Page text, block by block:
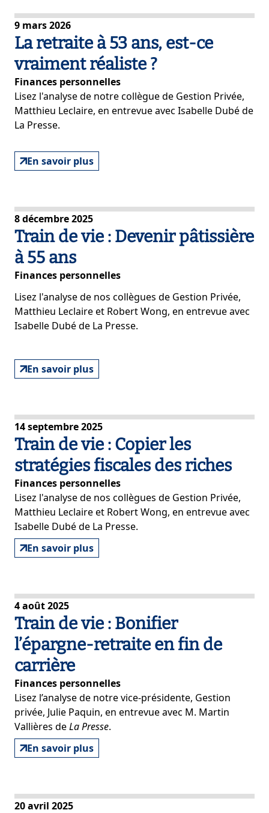
9 mars 2026
La retraite à 53 ans, est-ce
vraiment réaliste ?
Finances personnelles
Lisez l'analyse de notre collègue de Gestion Privée,
Matthieu Leclaire, en entrevue avec Isabelle Dubé de
La Presse.
En savoir plus
8 décembre 2025
Train de vie : Devenir pâtissière
à 55 ans
Finances personnelles
Lisez l'analyse de nos collègues de Gestion Privée,
Matthieu Leclaire et Robert Wong, en entrevue avec
Isabelle Dubé de La Presse.
En savoir plus
14 septembre 2025
Train de vie : Copier les
stratégies fiscales des riches
Finances personnelles
Lisez l'analyse de nos collègues de Gestion Privée,
Matthieu Leclaire et Robert Wong, en entrevue avec
Isabelle Dubé de La Presse.
En savoir plus
4 août 2025
Train de vie : Bonifier
l’épargne-retraite en fin de
carrière
Finances personnelles
Lisez l’analyse de notre vice-présidente, Gestion
privée, Julie Paquin, en entrevue avec M. Martin
Vallières deLa Presse.
En savoir plus
20 avril 2025